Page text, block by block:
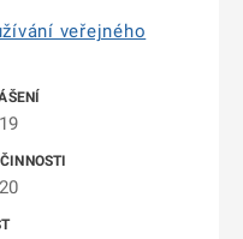
veřejného